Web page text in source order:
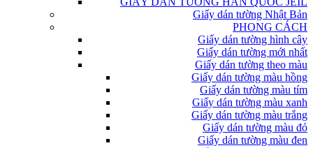
Giấy dán tường Nhật Bản
PHONG CÁCH
Giấy dán tường hình cây
Giấy dán tường mới nhất
Giấy dán tường theo màu
Giấy dán tường màu hồng
Giấy dán tường màu tím
Giấy dán tường màu xanh
Giấy dán tường màu trắng
Giấy dán tường màu đỏ
Giấy dán tường màu đen